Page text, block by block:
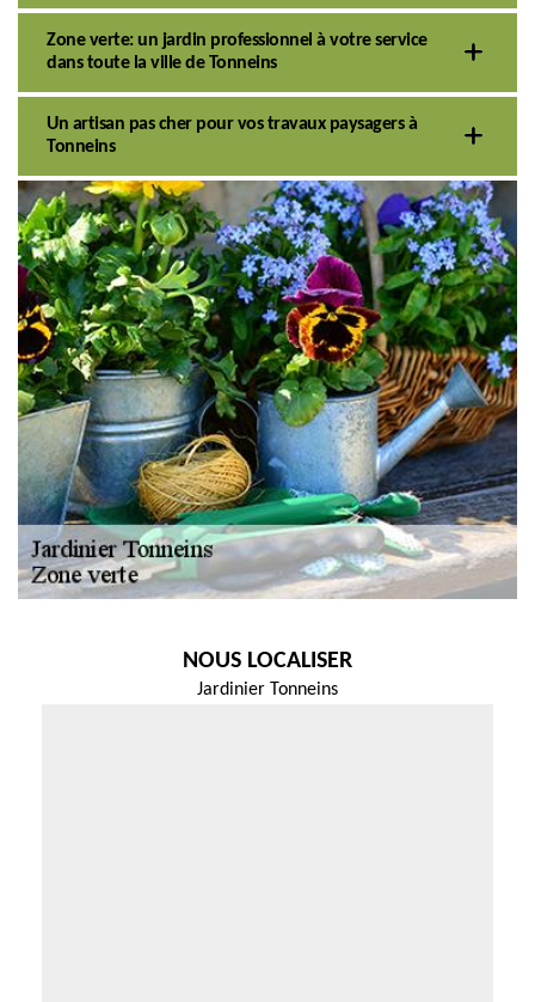
Zone verte: un jardin professionnel à votre service
dans toute la ville de Tonneins
Un artisan pas cher pour vos travaux paysagers à
Tonneins
NOUS LOCALISER
Jardinier Tonneins